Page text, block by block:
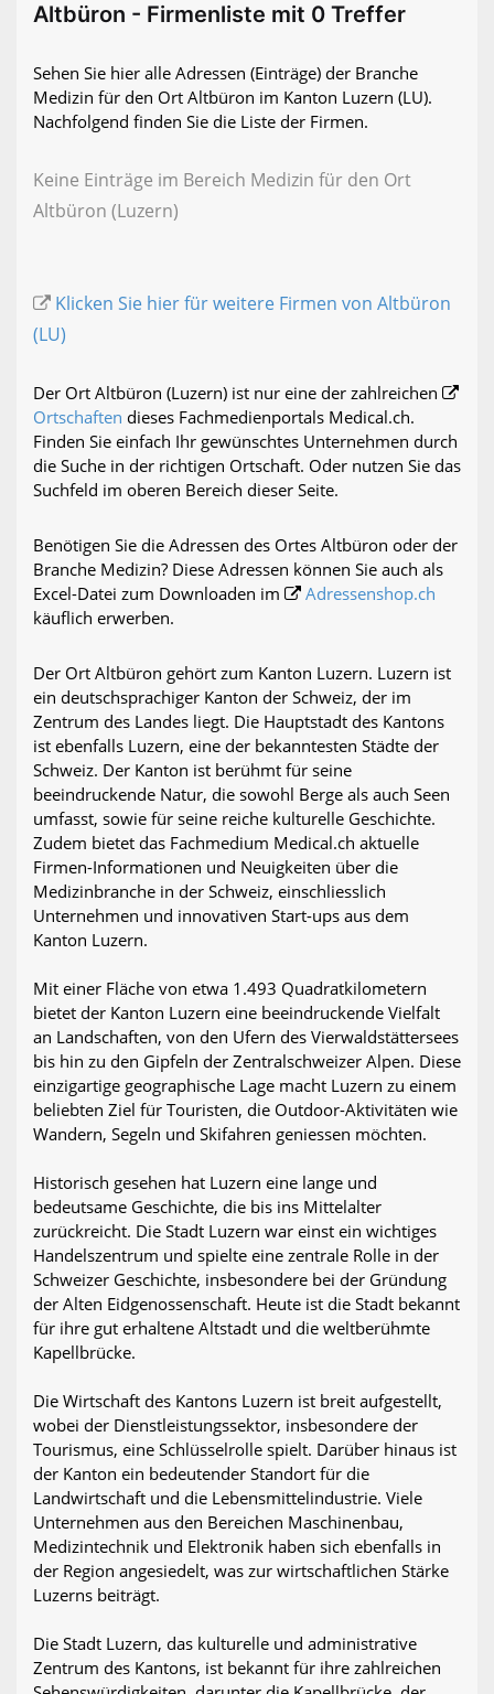
Altbüron - Firmenliste mit 0 Treffer
Sehen Sie hier alle Adressen (Einträge) der Branche
Medizin für den Ort Altbüron im Kanton Luzern (LU).
Nachfolgend finden Sie die Liste der Firmen.
Keine Einträge im Bereich Medizin für den Ort
Altbüron (Luzern)
Klicken Sie hier für weitere Firmen von Altbüron
(LU)
Der Ort Altbüron (Luzern) ist nur eine der zahlreichen
Ortschaften dieses Fachmedienportals Medical.ch.
Finden Sie einfach Ihr gewünschtes Unternehmen durch
die Suche in der richtigen Ortschaft. Oder nutzen Sie das
Suchfeld im oberen Bereich dieser Seite.
Benötigen Sie die Adressen des Ortes Altbüron oder der
Branche Medizin? Diese Adressen können Sie auch als
Excel-Datei zum Downloaden im
Adressenshop.ch
käuflich erwerben.
Der Ort Altbüron gehört zum Kanton Luzern. Luzern ist
ein deutschsprachiger Kanton der Schweiz, der im
Zentrum des Landes liegt. Die Hauptstadt des Kantons
ist ebenfalls Luzern, eine der bekanntesten Städte der
Schweiz. Der Kanton ist berühmt für seine
beeindruckende Natur, die sowohl Berge als auch Seen
umfasst, sowie für seine reiche kulturelle Geschichte.
Zudem bietet das Fachmedium Medical.ch aktuelle
Firmen-Informationen und Neuigkeiten über die
Medizinbranche in der Schweiz, einschliesslich
Unternehmen und innovativen Start-ups aus dem
Kanton Luzern.
Mit einer Fläche von etwa 1.493 Quadratkilometern
bietet der Kanton Luzern eine beeindruckende Vielfalt
an Landschaften, von den Ufern des Vierwaldstättersees
bis hin zu den Gipfeln der Zentralschweizer Alpen. Diese
einzigartige geographische Lage macht Luzern zu einem
beliebten Ziel für Touristen, die Outdoor-Aktivitäten wie
Wandern, Segeln und Skifahren geniessen möchten.
Historisch gesehen hat Luzern eine lange und
bedeutsame Geschichte, die bis ins Mittelalter
zurückreicht. Die Stadt Luzern war einst ein wichtiges
Handelszentrum und spielte eine zentrale Rolle in der
Schweizer Geschichte, insbesondere bei der Gründung
der Alten Eidgenossenschaft. Heute ist die Stadt bekannt
für ihre gut erhaltene Altstadt und die weltberühmte
Kapellbrücke.
Die Wirtschaft des Kantons Luzern ist breit aufgestellt,
wobei der Dienstleistungssektor, insbesondere der
Tourismus, eine Schlüsselrolle spielt. Darüber hinaus ist
der Kanton ein bedeutender Standort für die
Landwirtschaft und die Lebensmittelindustrie. Viele
Unternehmen aus den Bereichen Maschinenbau,
Medizintechnik und Elektronik haben sich ebenfalls in
der Region angesiedelt, was zur wirtschaftlichen Stärke
Luzerns beiträgt.
Die Stadt Luzern, das kulturelle und administrative
Zentrum des Kantons, ist bekannt für ihre zahlreichen